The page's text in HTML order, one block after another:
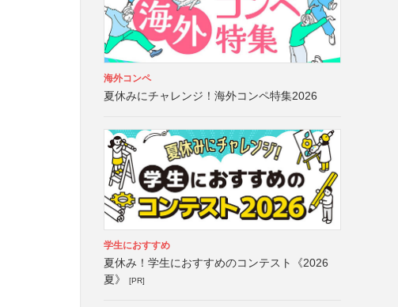
海外コンペ
夏休みにチャレンジ！海外コンペ特集2026
学生におすすめ
夏休み！学生におすすめのコンテスト《2026
夏》
[PR]